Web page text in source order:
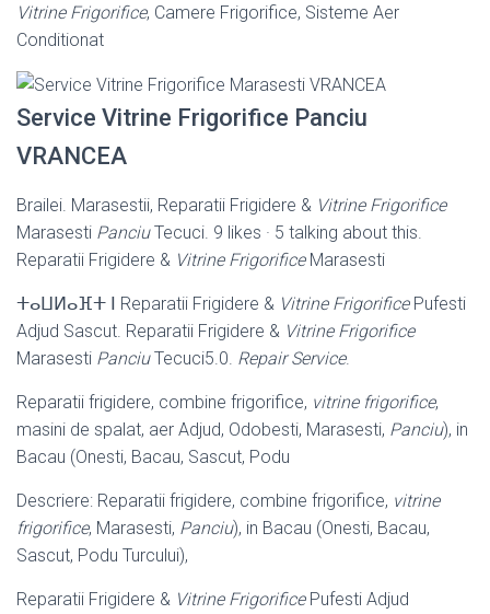
Vitrine Frigorifice, Camere Frigorifice, Sisteme Aer
Conditionat
Service Vitrine Frigorifice Panciu
VRANCEA
Brailei. Marasestii, Reparatii Frigidere & Vitrine Frigorifice
Marasesti PanciuTecuci. 9 likes · 5 talking about this.
Reparatii Frigidere & Vitrine FrigorificeMarasesti
ⵜⴰⵡⵍⴰⴼⵜ ⵏ Reparatii Frigidere & Vitrine FrigorificePufesti
Adjud Sascut. Reparatii Frigidere & Vitrine Frigorifice
Marasesti PanciuTecuci5.0. Repair Service.
Reparatii frigidere, combine frigorifice, vitrine frigorifice,
masini de spalat, aer Adjud, Odobesti, Marasesti, Panciu), in
Bacau (Onesti, Bacau, Sascut, Podu
Descriere: Reparatii frigidere, combine frigorifice, vitrine
frigorifice, Marasesti, Panciu), in Bacau (Onesti, Bacau,
Sascut, Podu Turcului),
Reparatii Frigidere & Vitrine FrigorificePufesti Adjud